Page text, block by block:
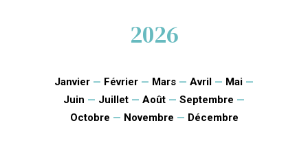
2026
Janvier — Février — Mars — Avril — Mai —
Juin — Juillet — Août — Septembre —
Octobre — Novembre — Décembre